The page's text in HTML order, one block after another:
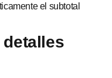
el subtotal
detalles